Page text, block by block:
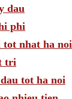
dau
phi
tot nhat ha noi
tri
tot ha noi